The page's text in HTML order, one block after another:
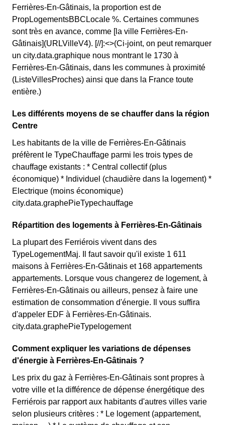
Ferrières-En-Gâtinais, la proportion est de
PropLogementsBBCLocale %. Certaines communes
sont très en avance, comme [la ville Ferrières-En-
Gâtinais](URLVilleV4). [//]:<>(Ci-joint, on peut remarquer
un city.data.graphique nous montrant le 1730 à
Ferrières-En-Gâtinais, dans les communes à proximité
(ListeVillesProches) ainsi que dans la France toute
entière.)
Les différents moyens de se chauffer dans la région
Centre
Les habitants de la ville de Ferrières-En-Gâtinais
préfèrent le TypeChauffage parmi les trois types de
chauffage existants : * Central collectif (plus
économique) * Individuel (chaudière dans la logement) *
Electrique (moins économique)
city.data.graphePieTypechauffage
Répartition des logements à Ferrières-En-Gâtinais
La plupart des Ferriérois vivent dans des
TypeLogementMaj. Il faut savoir qu'il existe 1 611
maisons à Ferrières-En-Gâtinais et 168 appartements
appartements. Lorsque vous changerez de logement, à
Ferrières-En-Gâtinais ou ailleurs, pensez à faire une
estimation de consommation d'énergie. Il vous suffira
d'appeler EDF à Ferrières-En-Gâtinais.
city.data.graphePieTypelogement
Comment expliquer les variations de dépenses
d'énergie à Ferrières-En-Gâtinais ?
Les prix du gaz à Ferrières-En-Gâtinais sont propres à
votre ville et la différence de dépense énergétique des
Ferriérois par rapport aux habitants d'autres villes varie
selon plusieurs critères : * Le logement (appartement,